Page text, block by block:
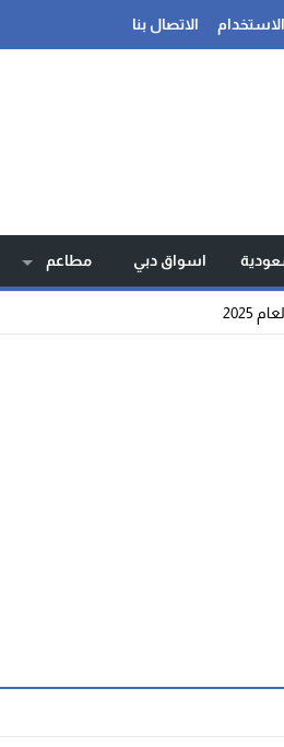
الاتصال بنا
اسواق دبي مطاعم